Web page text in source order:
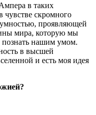
в таких
чувстве скромного
проявляющей
мира, которую мы
познать нашим умом.
в высшей
и есть моя идея